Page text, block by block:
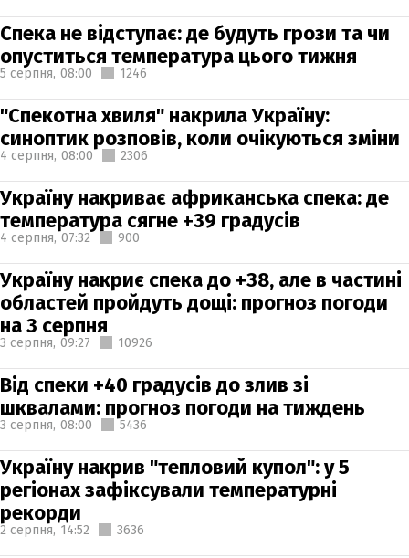
Спека не відступає: де будуть грози та чи
опуститься температура цього тижня
5 серпня, 08:00 1246
"Спекотна хвиля" накрила Україну:
синоптик розповів, коли очікуються зміни
4 серпня, 08:00 2306
Україну накриває африканська спека: де
температура сягне +39 градусів
4 серпня, 07:32 900
Україну накриє спека до +38, але в частині
областей пройдуть дощі: прогноз погоди
на 3 серпня
3 серпня, 09:27 10926
Від спеки +40 градусів до злив зі
шквалами: прогноз погоди на тиждень
3 серпня, 08:00 5436
Україну накрив "тепловий купол": у 5
регіонах зафіксували температурні
рекорди
2 серпня, 14:52 3636